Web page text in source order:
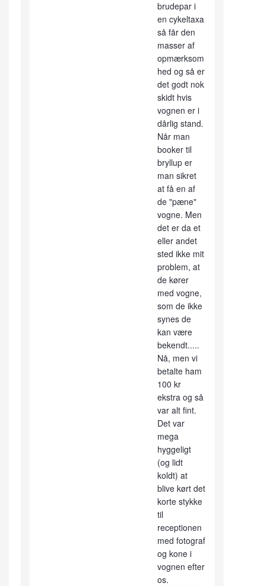
brudepar i
en cykeltaxa
så får den
masser af
opmærksom
hed og så er
det godt nok
skidt hvis
vognen er i
dårlig stand.
Når man
booker til
bryllup er
man sikret
at få en af
de "pæne"
vogne. Men
det er da et
eller andet
sted ikke mit
problem, at
de kører
med vogne,
som de ikke
synes de
kan være
bekendt.....
Nå, men vi
betalte ham
100 kr
ekstra og så
var alt fint.
Det var
mega
hyggeligt
(og lidt
koldt) at
blive kørt det
korte stykke
til
receptionen
med fotograf
og kone i
vognen efter
os.